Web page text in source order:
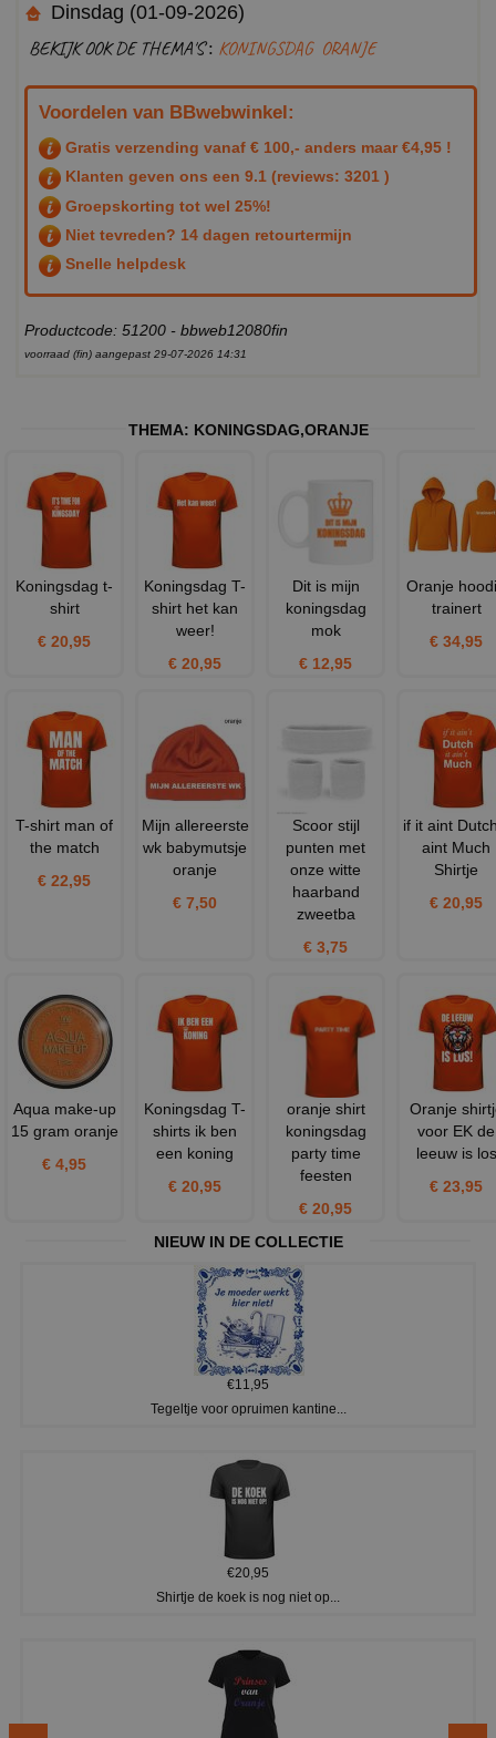
Dinsdag (01-09-2026)
BEKIJK OOK DE THEMA'S : KONINGSDAG ORANJE
Voordelen van BBwebwinkel:
Gratis verzending vanaf € 100,- anders maar €4,95 !
Klanten geven ons een 9.1 (reviews: 3201 )
Groepskorting tot wel 25%!
Niet tevreden? 14 dagen retourtermijn
Snelle helpdesk
Productcode: 51200 - bbweb12080fin
voorraad (fin) aangepast 29-07-2026 14:31
THEMA: KONINGSDAG,ORANJE
Koningsdag t-
shirt
€ 20,95
Koningsdag T-
shirt het kan
weer!
€ 20,95
Dit is mijn
koningsdag
mok
€ 12,95
Oranje
trainert
€ 34,95
T-shirt man of
the match
€ 22,95
Mijn allereerste
wk babymutsje
oranje
€ 7,50
Scoor stijl
punten met
onze witte
haarband
zweetba
€ 3,75
if it aint
aint Much
Shirtje
€ 20,95
Aqua make-up
15 gram oranje
€ 4,95
Koningsdag T-
shirts ik ben
een koning
€ 20,95
oranje shirt
koningsdag
party time
feesten
€ 20,95
Oranje
voor EK de
leeuw is los
€ 23,95
NIEUW IN DE COLLECTIE
€11,95
Tegeltje voor opruimen kantine...
€20,95
Shirtje de koek is nog niet op...